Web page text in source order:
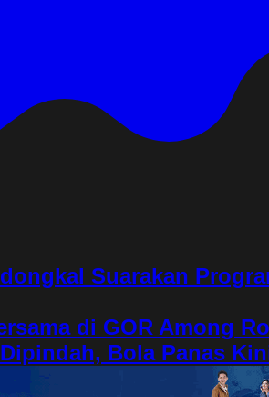
Suarakan
di GOR Among
Bola Panas